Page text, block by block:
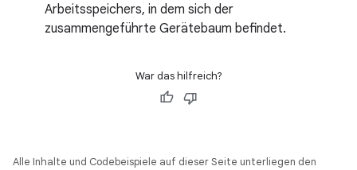
Arbeitsspeichers, in dem sich der
zusammengeführte Gerätebaum befindet.
War das hilfreich?
Alle Inhalte und Codebeispiele auf dieser Seite unterliegen den